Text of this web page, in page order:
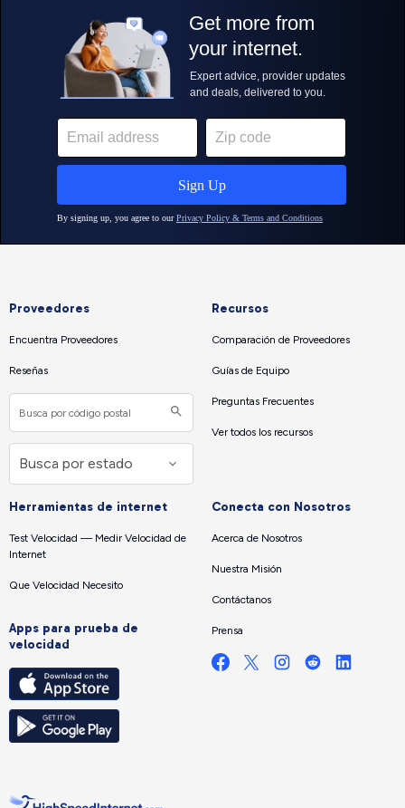
Proveedores
Encuentra Proveedores
Reseñas
Recursos
Comparación de Proveedores
Guías de Equipo
Preguntas Frecuentes
Ver todos los recursos
Herramientas de internet
Test Velocidad — Medir Velocidad de
Internet
Que Velocidad Necesito
Apps para prueba de
velocidad
Conecta con Nosotros
Acerca de Nosotros
Nuestra Misión
Contáctanos
Prensa